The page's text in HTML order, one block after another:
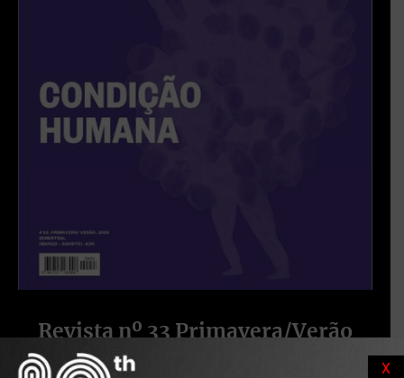
Revista nº 33 Primavera/Verão
X